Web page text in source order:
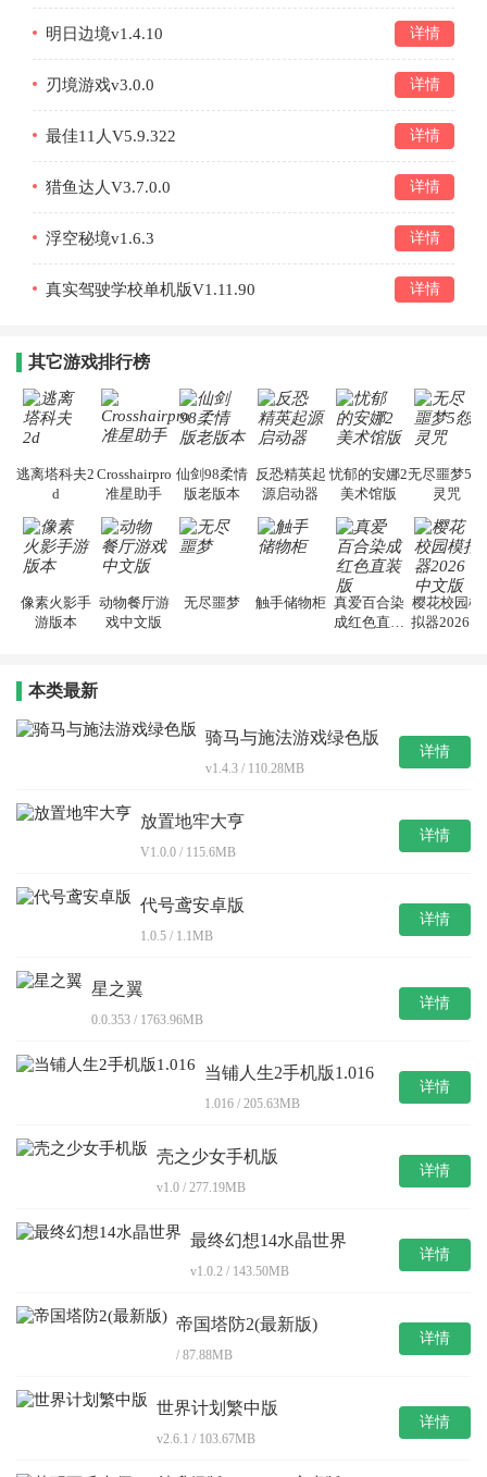
明日边境v1.4.10 详情
刃境游戏v3.0.0 详情
最佳11人V5.9.322 详情
猎鱼达人V3.7.0.0 详情
浮空秘境v1.6.3 详情
真实驾驶学校单机版V1.11.90 详情
其它游戏排行榜
逃离塔科夫2
d
Crosshairpro
准星助手
仙剑98柔情
版老版本
反恐精英起
源启动器
忧郁的安娜2
美术馆版
无尽噩梦5怨
灵咒
像素火影手
游版本
动物餐厅游
戏中文版
无尽噩梦 触手储物柜 真爱百合染
成红色直装
樱花校园模
拟器2026中
本类最新
骑马与施法游戏绿色版
v1.4.3 / 110.28MB
详情
放置地牢大亨
V1.0.0 / 115.6MB
详情
代号鸢安卓版
1.0.5 / 1.1MB
详情
星之翼
0.0.353 / 1763.96MB
详情
当铺人生2手机版1.016
1.016 / 205.63MB
详情
壳之少女手机版
v1.0 / 277.19MB
详情
最终幻想14水晶世界
v1.0.2 / 143.50MB
详情
帝国塔防2(最新版)
/ 87.88MB
详情
世界计划繁中版
v2.6.1 / 103.67MB
详情